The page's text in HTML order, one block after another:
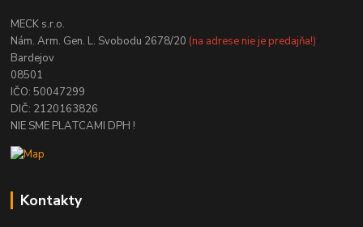
MECK s.r.o.
Nám. Arm. Gen. L. Svobodu 2678/20 (na adrese nie je predajňa!)
Bardejov
08501
IČO: 50047299
DIČ: 2120163826
NIE SME PLATCAMI DPH !
Kontakty